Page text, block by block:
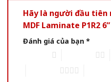
Hãy là người đầu tiên
MDF Laminate P1R2 6”
Đánh giá của bạn *